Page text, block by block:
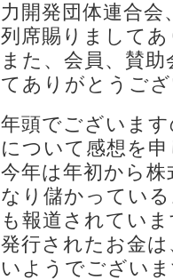
力開発団体連合
列席賜りまして
また、会員、賛
てありがとうご
年頭でございま
について感想を
今年は年初から
なり儲かってい
も報道されてい
発行されたお金
いようでござい